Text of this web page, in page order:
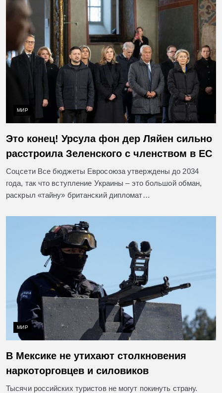
МИР
Это конец! Урсула фон дер Ляйен сильно
расстроила Зеленского с членством в ЕС
Соцсети Все бюджеты Евросоюза утверждены до 2034
года, так что вступление Украины – это большой обман,
раскрыл «тайну» британский дипломат…
МИР
В Мексике не утихают столкновения
наркоторговцев и силовиков
Тысячи российских туристов не могут покинуть страну.